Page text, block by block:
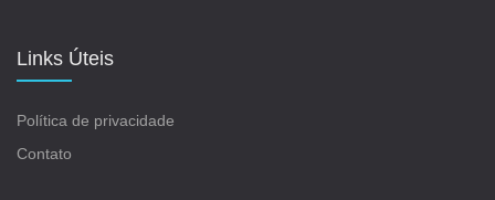
Links Úteis
Política de privacidade
Contato